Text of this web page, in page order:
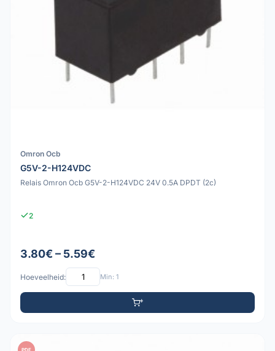
Omron Ocb
G5V-2-H124VDC
Relais Omron Ocb G5V-2-H124VDC 24V 0.5A DPDT (2c)
2
3.80€ – 5.59€
Hoeveelheid: Min: 1